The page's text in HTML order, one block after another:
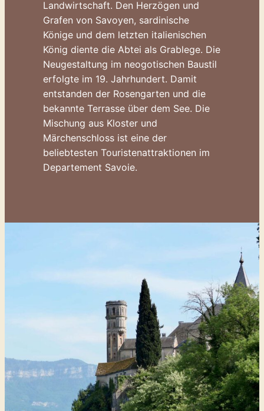
Landwirtschaft. Den Herzögen und
Grafen von Savoyen, sardinische
Könige und dem letzten italienischen
König diente die Abtei als Grablege. Die
Neugestaltung im neogotischen Baustil
erfolgte im 19. Jahrhundert. Damit
entstanden der Rosengarten und die
bekannte Terrasse über dem See. Die
Mischung aus Kloster und
Märchenschloss ist eine der
beliebtesten Touristenattraktionen im
Departement Savoie.